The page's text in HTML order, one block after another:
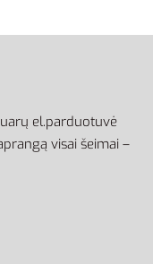
el.parduotuvė
visai šeimai –